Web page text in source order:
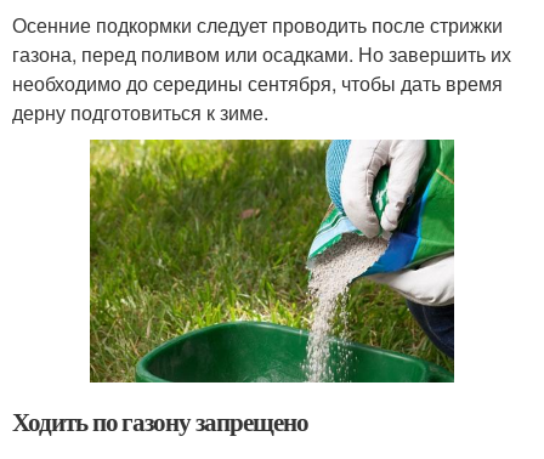
Осенние подкормки следует проводить после стрижки
газона, перед поливом или осадками. Но завершить их
необходимо до середины сентября, чтобы дать время
дерну подготовиться к зиме.
Ходить по газону запрещено